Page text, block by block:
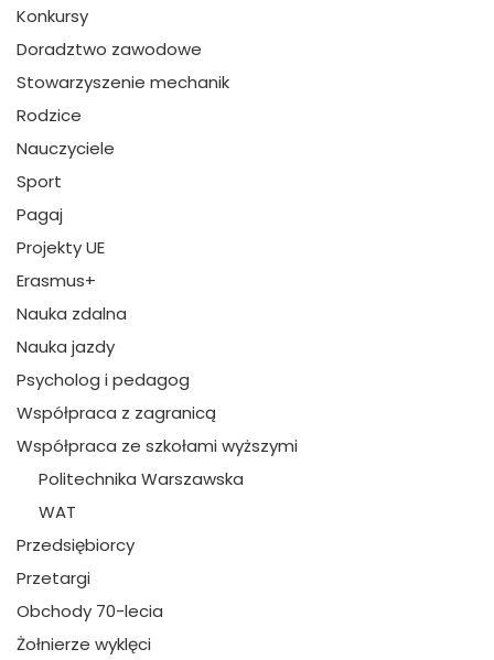
Konkursy
Doradztwo zawodowe
Stowarzyszenie mechanik
Rodzice
Nauczyciele
Sport
Pagaj
Projekty UE
Erasmus+
Nauka zdalna
Nauka jazdy
Psycholog i pedagog
Współpraca z zagranicą
Współpraca ze szkołami wyższymi
Politechnika Warszawska
WAT
Przedsiębiorcy
Przetargi
Obchody 70-lecia
Żołnierze wyklęci